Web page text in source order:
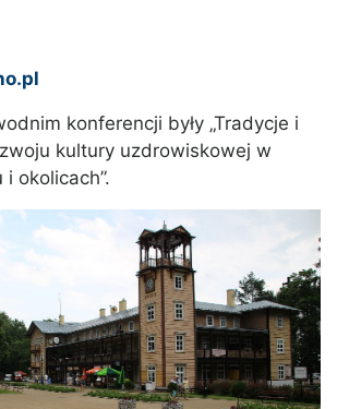
konferencji były „Tradycje i
kultury uzdrowiskowej w
okolicach”.